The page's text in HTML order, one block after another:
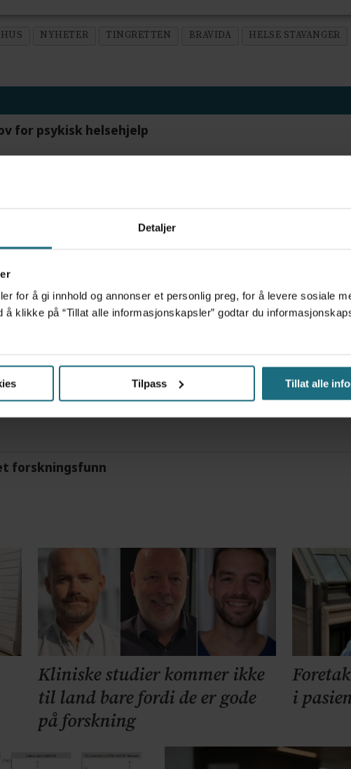
Detaljer
for å gi innhold og annonser et personlig preg, for å levere sosiale
å klikke på “Tillat alle informasjonskapsler” godtar du
Tilpass Tillat alle
NYHETER TINGRETTEN BRAVIDA HELSE STAVANGER
for psykisk helsehjelp
tid for helsepersonell: – Det er helt magisk å være
måneder – i en 16-fots motorbåt
det frem at han døgnet før hadde drukket 25 vodka
forskningsfunn
Kliniske studier kommer ikke
til land bare fordi de er gode
på forskning
i